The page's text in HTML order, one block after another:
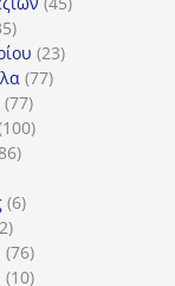
35
προϊόντα
2323
7777
7777
προϊόντα
100100
186
66
32
προϊόντα
7676
προϊόντα
1010